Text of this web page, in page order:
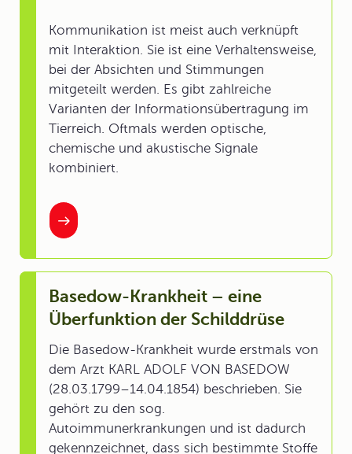
Kommunikation ist meist auch verknüpft
mit Interaktion. Sie ist eine Verhaltensweise,
bei der Absichten und Stimmungen
mitgeteilt werden. Es gibt zahlreiche
Varianten der Informationsübertragung im
Tierreich. Oftmals werden optische,
chemische und akustische Signale
kombiniert.
Basedow-Krankheit – eine
Überfunktion der Schilddrüse
Die Basedow-Krankheit wurde erstmals von
dem Arzt KARL ADOLF VON BASEDOW
(28.03.1799–14.04.1854) beschrieben. Sie
gehört zu den sog.
Autoimmunerkrankungen und ist dadurch
gekennzeichnet, dass sich bestimmte Stoffe